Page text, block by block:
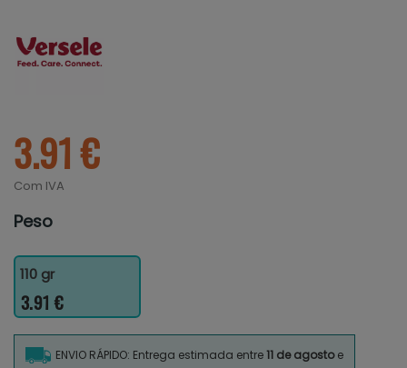
3.91 €
Com IVA
Peso
110 gr
3.91 €
ENVIO RÁPIDO: Entrega estimada entre11 de agostoe